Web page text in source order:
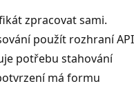
zpracovat sami.
použít rozhraní API
potřebu stahování
má formu